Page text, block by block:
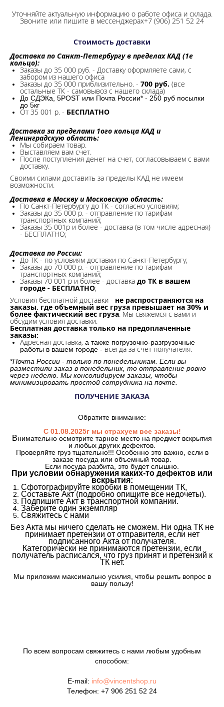
Уточняйте актуальную информацию о работе офиса и склада.
Звоните или пишите в мессенджерах+7 (906) 251 52 24
Стоимость доставки
Доставка по Санкт-Петербургу в пределах КАД (1е
кольцо):
Заказы до 35 000 руб. - Доставку оформляете сами, с
забором из нашего офиса
Заказы до 35 000 приблизительно. - 700 руб. (все
остальные ТК - самовывоз с нашего склада)
До СДЭКа, 5POST или Почта России* - 250 руб посылки
до 5кг
От 35 001 р. - БЕСПЛАТНО
Доставка за пределами 1ого кольца КАД и
Ленинградскую область:
Мы собираем товар.
Выставляем вам счет.
После поступления денег на счет, согласовываем с вами
доставку.
Своими силами доставить за пределы КАД не имеем
возможности.​
Доставка в Москву и Московскую область:
По Санкт-Петербургу до ТК - согласно условиям;
Заказы до 35 000 р. - отправление по тарифам
транспортных компаний;
Заказы 35 001р и более - доставка (в том числе адресная)
- БЕСПЛАТНО;
Доставка по России:
До ТК - по условиям доставки по Санкт-Петербургу;
Заказы до 70 000 р. - отправление по тарифам
транспортных компаний;
Заказы 70 001 р и более - доставка до ТК в вашем
городе - БЕСПЛАТНО;
Условия бесплатной доставки - не распространяются на
заказы, где объемный вес груза превышает на 30% и
более фактический вес груза. Мы свяжемся с вами и
обсудим условия доставки.
Бесплатная доставка только на предоплаченные
заказы;
Адресная доставка, а также погрузочно-разгрузочные
работы в вашем городе - всегда за счет получателя.
*Почта России - только по понедельникам. Если вы
разместили заказ в понедельник, то отправление ровно
через неделю. Мы консолидируем заказы, чтобы
минимизировать простой сотрудника на почте.
ПОЛУЧЕНИЕ ЗАКАЗА
Обратите внимание:
С 01.08.2025г мы страхуем все заказы!
Внимательно осмотрите тарное место на предмет вскрытия
и любых других дефектов.
Проверяйте груз тщательно!!! Особенно это важно, если в
заказе посуда или объемный товар.
Если посуда разбита, это будет слышно.
При условии обнаружения каких-то дефектов или
вскрытия:
Сфотографируйте коробки в помещении ТК,
Составьте Акт (подробно опишите все недочеты).
Подпишите Акт в транспортной компании.
Заберите один экземпляр
Свяжитесь с нами
Без Акта мы ничего сделать не сможем. Ни одна ТК не
принимает претензии от отправителя, если нет
подписанного Акта от получателя.
Категорически не принимаются претензии, если
получатель расписался, что груз принят и претензий к
ТК нет.
Мы приложим максимально усилия, чтобы решить вопрос в
вашу пользу!
По всем вопросам свяжитесь с нами любым удобным
способом:
E-mail: info@vincentshop.ru
Телефон: +7 906 251 52 24